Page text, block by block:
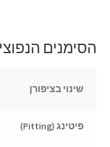
הסימנים
שינוי בציפורן
פיטינג (Pitting)